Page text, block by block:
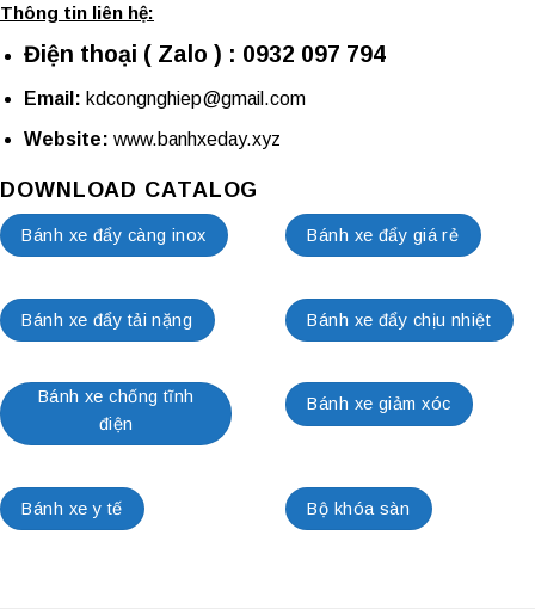
Thông tin liên hệ:
Điện thoại ( Zalo ) : 0932 097 794
Email: kdcongnghiep@gmail.com
Website: www.banhxeday.xyz
DOWNLOAD CATALOG
Bánh xe đẩy càng inox Bánh xe đẩy giá rẻ
Bánh xe đẩy tải nặng Bánh xe đẩy chịu nhiệt
Bánh xe chống tĩnh
điện
Bánh xe giảm xóc
Bánh xe y tế Bộ khóa sàn